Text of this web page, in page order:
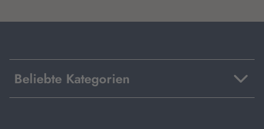
Beliebte Kategorien